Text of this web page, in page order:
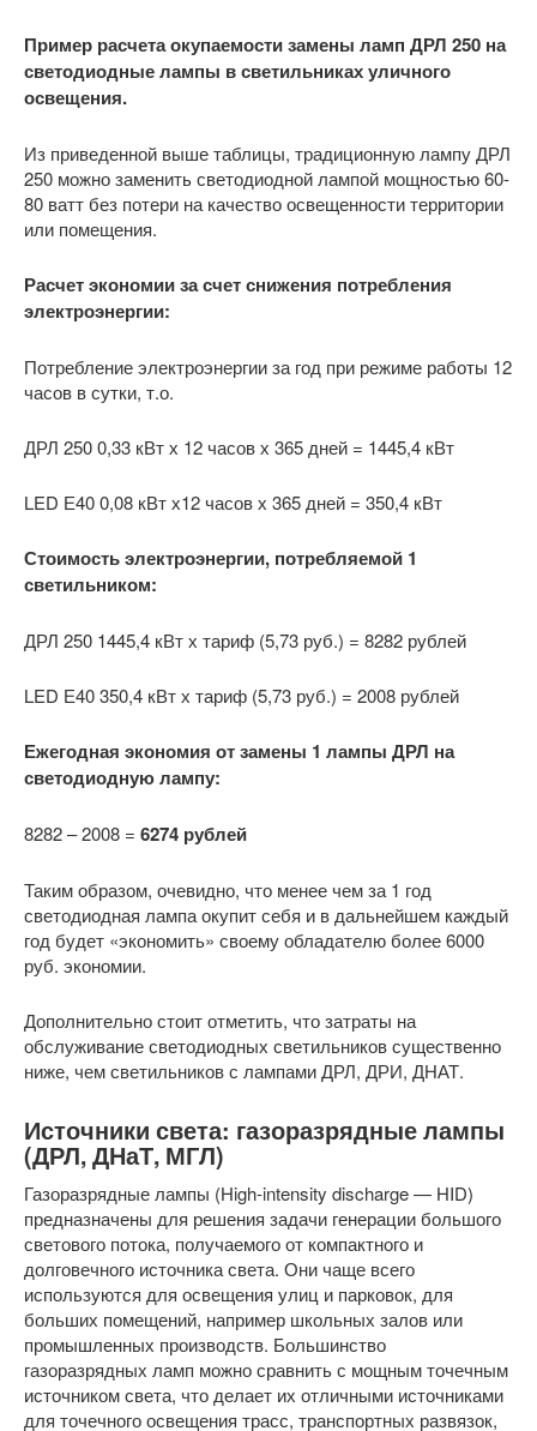
Пример расчета окупаемости замены ламп ДРЛ 250 на
светодиодные лампы в светильниках уличного
освещения.
Из приведенной выше таблицы, традиционную лампу ДРЛ
250 можно заменить светодиодной лампой мощностью 60-
80 ватт без потери на качество освещенности территории
или помещения.
Расчет экономии за счет снижения потребления
электроэнергии:
Потребление электроэнергии за год при режиме работы 12
часов в сутки, т.о.
ДРЛ 250 0,33 кВт х 12 часов х 365 дней = 1445,4 кВт
LED Е40 0,08 кВт х12 часов х 365 дней = 350,4 кВт
Стоимость электроэнергии, потребляемой 1
светильником:
ДРЛ 250 1445,4 кВт х тариф (5,73 руб.) = 8282 рублей
LED Е40 350,4 кВт х тариф (5,73 руб.) = 2008 рублей
Ежегодная экономия от замены 1 лампы ДРЛ на
светодиодную лампу:
8282 – 2008 = 6274 рублей
Таким образом, очевидно, что менее чем за 1 год
светодиодная лампа окупит себя и в дальнейшем каждый
год будет «экономить» своему обладателю более 6000
руб. экономии.
Дополнительно стоит отметить, что затраты на
обслуживание светодиодных светильников существенно
ниже, чем светильников с лампами ДРЛ, ДРИ, ДНАТ.
Источники света: газоразрядные лампы
(ДРЛ, ДНаТ, МГЛ)
Газоразрядные лампы (High-intensity discharge — HID)
предназначены для решения задачи генерации большого
светового потока, получаемого от компактного и
долговечного источника света. Они чаще всего
используются для освещения улиц и парковок, для
больших помещений, например школьных залов или
промышленных производств. Большинство
газоразрядных ламп можно сравнить с мощным точечным
источником света, что делает их отличными источниками
для точечного освещения трасс, транспортных развязок,